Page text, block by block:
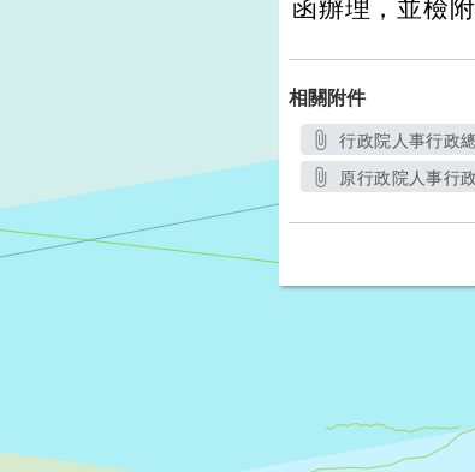
函辦理，並檢
相關附件
行政院人事行政
原行政院人事行